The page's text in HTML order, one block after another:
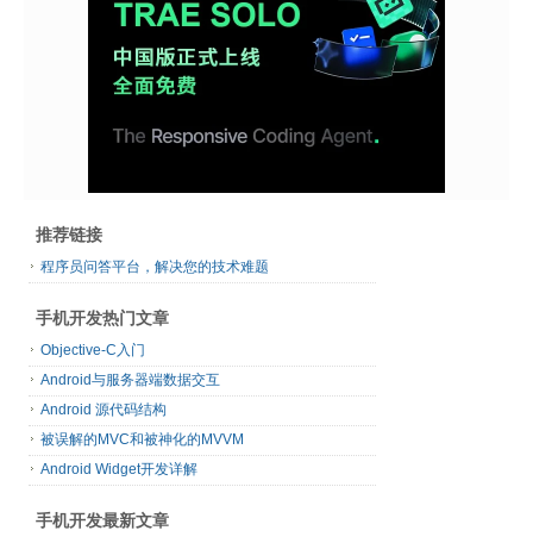
推荐链接
程序员问答平台，解决您的技术难题
手机开发热门文章
Objective-C入门
Android与服务器端数据交互
Android 源代码结构
被误解的MVC和被神化的MVVM
Android Widget开发详解
手机开发最新文章